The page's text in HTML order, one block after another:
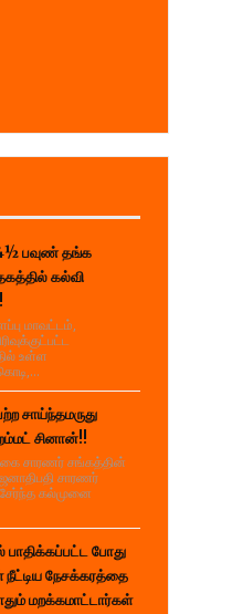
பவுண் தங்க
கல்வி
மாவட்டம்,
உள்ள
சாய்ந்தமருது
சினான்!!
சாரணர் சங்கத்தின்
சாரணர்
கல்முனை
பாதிக்கப்பட்ட போது
நேசக்கரத்தை
மறக்கமாட்டார்கள்